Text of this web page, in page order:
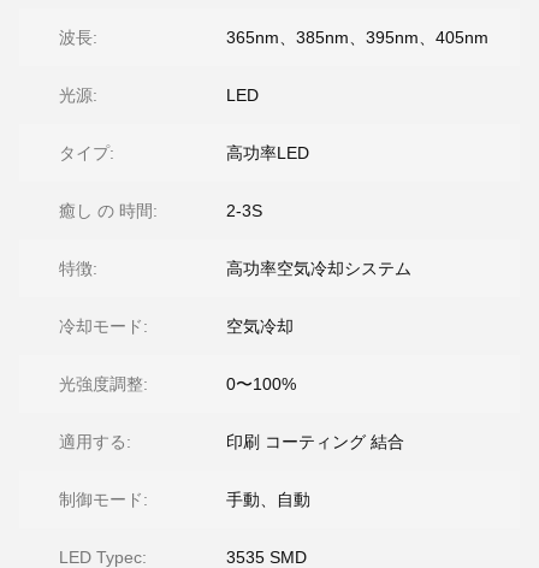
波長: 365nm、385nm、395nm、405nm
光源: LED
タイプ: 高功率LED
癒し の 時間: 2-3S
特徴: 高功率空気冷却システム
冷却モード: 空気冷却
光強度調整: 0〜100%
適用する: 印刷 コーティング 結合
制御モード: 手動、自動
LED Typec: 3535 SMD